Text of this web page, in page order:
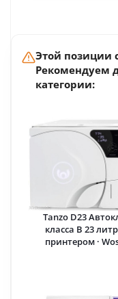
Этой позиции
Рекомендуем
категории:
Tanzo D23
класса B 23
принтером ·